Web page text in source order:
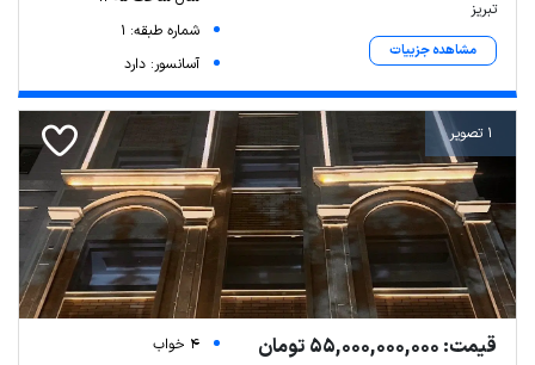
تبریز
مشاهده جزییات
شماره طبقه: 1
آسانسور: دارد
1 تصویر
قیمت: 55,000,000,000 تومان
4 خواب